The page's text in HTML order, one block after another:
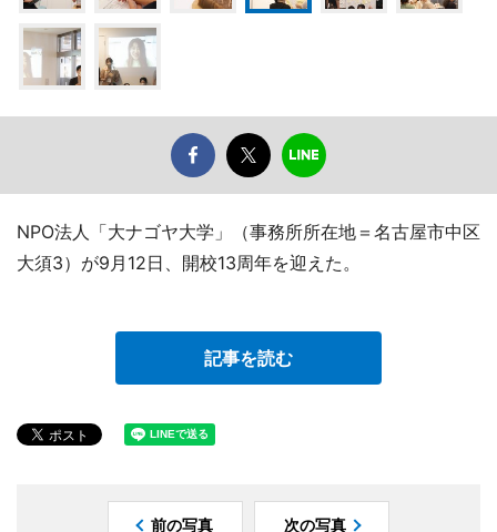
NPO法人「大ナゴヤ大学」（事務所所在地＝名古屋市中区
大須3）が9月12日、開校13周年を迎えた。
記事を読む
前の写真 次の写真